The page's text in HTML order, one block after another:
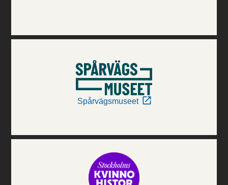
Spårvägsmuseet